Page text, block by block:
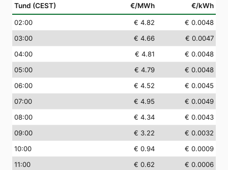
Tund (CEST) €/MWh €/kWh
02:00 € 4.82
€ 0.0048
03:00 € 4.66
€ 0.0047
04:00 € 4.81
€ 0.0048
05:00 € 4.79
€ 0.0048
06:00 € 4.52
€ 0.0045
07:00 € 4.95
€ 0.0049
08:00 € 4.34
€ 0.0043
09:00 € 3.22
€ 0.0032
10:00 € 0.94
€ 0.0009
11:00 € 0.62
€ 0.0006